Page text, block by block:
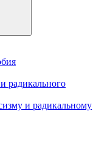
радикального
и радикальному